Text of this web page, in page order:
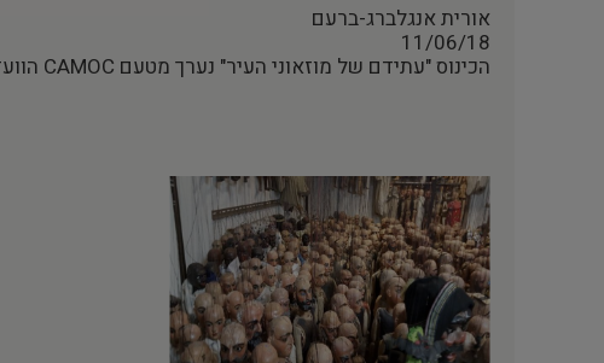
אורית אנגלברג-ברעם
11/06/18
הכינוס "עתידם של מוזאוני העיר" נערך מטעם CAMOC הוועדה של איקו"ם לנושא מוזאוני עיר…